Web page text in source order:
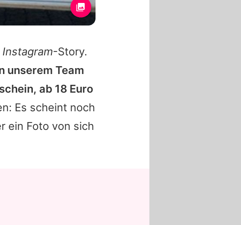
Instagram-Story.
unserem Team
ab 18 Euro
Es scheint noch
ein Foto von sich